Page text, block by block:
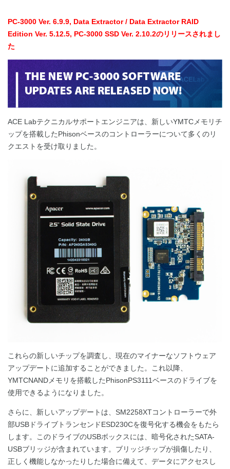
PC-3000 Ver. 6.9.9, Data Extractor / Data Extractor RAID
Edition Ver. 5.12.5, PC-3000 SSD Ver. 2.10.2のリリースされまし
た
ACE Labテクニカルサポートエンジニアは、新しいYMTCメモリチ
ップを搭載したPhisonベースのコントローラーについて多くのリ
クエストを受け取りました。
これらの新しいチップを調査し、現在のマイナーなソフトウェア
アップデートに追加することができました。これ以降、
YMTCNANDメモリを搭載したPhisonPS3111ベースのドライブを
使用できるようになりました。
さらに、新しいアップデートは、SM2258XTコントローラーで外
部USBドライブトランセンドESD230Cを復号化する機会をもたら
します。このドライブのUSBボックスには、暗号化されたSATA-
USBブリッジが含まれています。ブリッジチップが損傷したり、
正しく機能しなかったりした場合に備えて、データにアクセスし